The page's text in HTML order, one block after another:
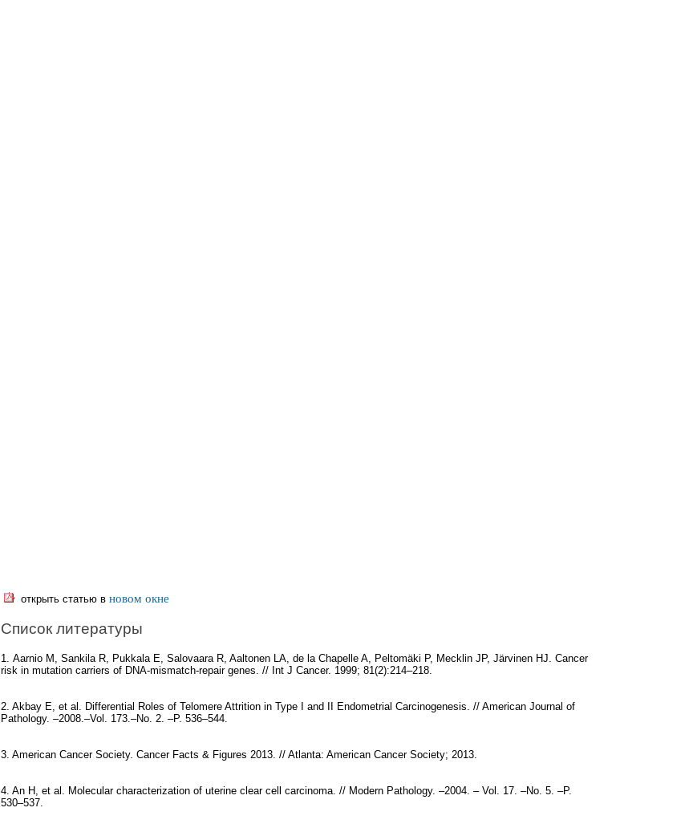
открыть статью в новом окне
Список литературы
1. Aarnio M, Sankila R, Pukkala E, Salovaara R, Aaltonen LA, de la Chapelle A, Peltomäki P, Mecklin JP, Järvinen HJ. Cancer
risk in mutation carriers of DNA-mismatch-repair genes. // Int J Cancer. 1999; 81(2):214–218.
2. Akbay E, et al. Differential Roles of Telomere Attrition in Type I and II Endometrial Carcinogenesis. // American Journal of
Pathology. –2008.–Vol. 173.–No. 2. –P. 536–544.
3. American Cancer Society. Cancer Facts & Figures 2013. // Atlanta: American Cancer Society; 2013.
4. An H, et al. Molecular characterization of uterine clear cell carcinoma. // Modern Pathology. –2004. – Vol. 17. –No. 5. –P.
530–537.